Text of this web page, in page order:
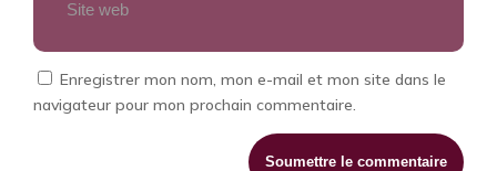
Enregistrer mon nom, mon e-mail et mon site dans le
navigateur pour mon prochain commentaire.
Soumettre le commentaire